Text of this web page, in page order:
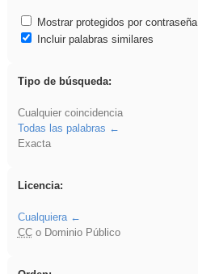
Mostrar protegidos por contraseña
Incluir palabras similares
Tipo de búsqueda:
Cualquier coincidencia
Todas las palabras
Exacta
Licencia:
Cualquiera
CCo Dominio Público